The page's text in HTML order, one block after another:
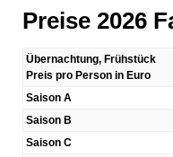
Preise 2026
Übernachtung, Frühstück
Preis pro Person in Euro
Saison A
Saison B
Saison C